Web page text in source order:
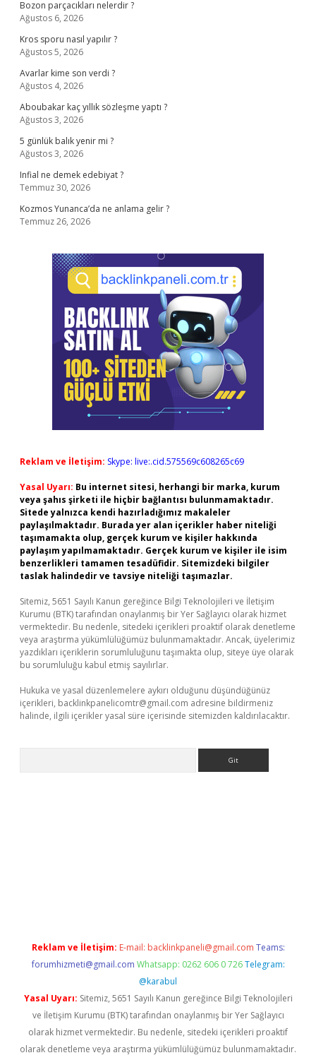
Bozon parçacıkları nelerdir ?
Ağustos 6, 2026
Kros sporu nasıl yapılır ?
Ağustos 5, 2026
Avarlar kime son verdi ?
Ağustos 4, 2026
Aboubakar kaç yıllık sözleşme yaptı ?
Ağustos 3, 2026
5 günlük balık yenir mi ?
Ağustos 3, 2026
Infial ne demek edebiyat ?
Temmuz 30, 2026
Kozmos Yunanca’da ne anlama gelir ?
Temmuz 26, 2026
Reklam ve İletişim: Skype: live:.cid.575569c608265c69
Yasal Uyarı: Bu internet sitesi, herhangi bir marka, kurum
veya şahıs şirketi ile hiçbir bağlantısı bulunmamaktadır.
Sitede yalnızca kendi hazırladığımız makaleler
paylaşılmaktadır. Burada yer alan içerikler haber niteliği
taşımamakta olup, gerçek kurum ve kişiler hakkında
paylaşım yapılmamaktadır. Gerçek kurum ve kişiler ile isim
benzerlikleri tamamen tesadüfidir. Sitemizdeki bilgiler
taslak halindedir ve tavsiye niteliği taşımazlar.
Sitemiz, 5651 Sayılı Kanun gereğince Bilgi Teknolojileri ve İletişim
Kurumu (BTK) tarafından onaylanmış bir Yer Sağlayıcı olarak hizmet
vermektedir. Bu nedenle, sitedeki içerikleri proaktif olarak denetleme
veya araştırma yükümlülüğümüz bulunmamaktadır. Ancak, üyelerimiz
yazdıkları içeriklerin sorumluluğunu taşımakta olup, siteye üye olarak
bu sorumluluğu kabul etmiş sayılırlar.
Hukuka ve yasal düzenlemelere aykırı olduğunu düşündüğünüz
içerikleri, backlinkpanelicomtr@gmail.com adresine bildirmeniz
halinde, ilgili içerikler yasal süre içerisinde sitemizden kaldırılacaktır.
Reklam ve İletişim: E-mail: backlinkpaneli@gmail.com Teams:
forumhizmeti@gmail.com Whatsapp: 0262 606 0 726 Telegram:
@karabul
Yasal Uyarı: Sitemiz, 5651 Sayılı Kanun gereğince Bilgi Teknolojileri
ve İletişim Kurumu (BTK) tarafından onaylanmış bir Yer Sağlayıcı
olarak hizmet vermektedir. Bu nedenle, sitedeki içerikleri proaktif
olarak denetleme veya araştırma yükümlülüğümüz bulunmamaktadır.